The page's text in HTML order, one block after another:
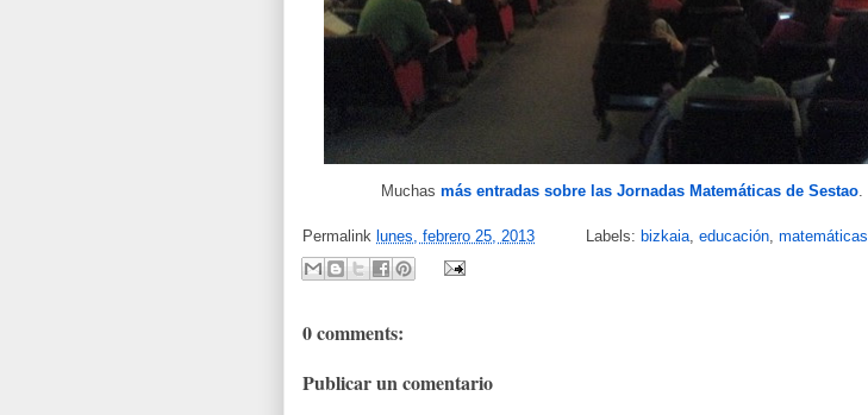
Muchas más entradas sobre las Jornadas Matemáticas de Sestao.
Permalink lunes, febrero 25, 2013 Labels: bizkaia, educación, matemáticas
0 comments:
Publicar un comentario